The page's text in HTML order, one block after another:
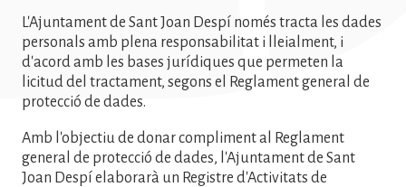
L'Ajuntament de Sant Joan Despí només tracta les dades
personals amb plena responsabilitat i lleialment, i
d'acord amb les bases jurídiques que permeten la
licitud del tractament, segons el Reglament general de
protecció de dades.
Amb l'objectiu de donar compliment al Reglament
general de protecció de dades, l'Ajuntament de Sant
Joan Despí elaborarà un Registre d'Activitats de